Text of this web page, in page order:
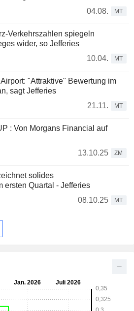
04.08.
MT
Verkehrszahlen spiegeln
wider, so Jefferies
10.04.
MT
"Attraktive" Bewertung im
sagt Jefferies
21.11.
MT
: Von Morgans Financial auf
13.10.25
ZM
solides
ersten Quartal - Jefferies
08.10.25
MT